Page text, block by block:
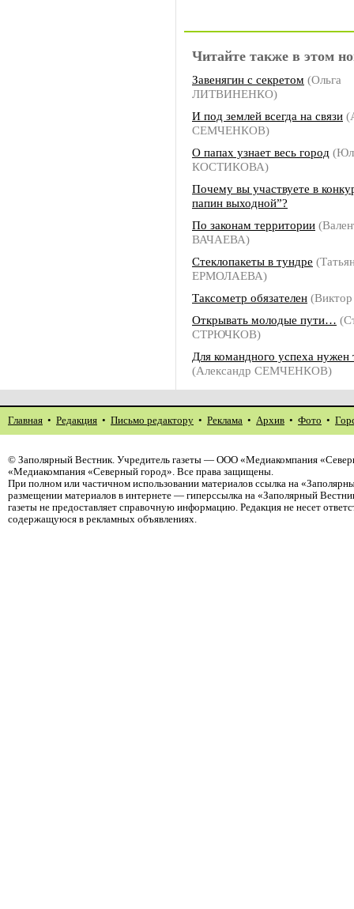
Читайте также в этом
Завенягин с секретом (Ольга
ЛИТВИНЕНКО)
И под землей всегда на связи
СЕМЧЕНКОВ)
О папах узнает весь город
КОСТИКОВА)
Почему вы участвуете в
папин выходной”?
По законам территории
ВАЧАЕВА)
Стеклопакеты в тундре
ЕРМОЛАЕВА)
Таксометр обязателен
Открывать молодые пути…
СТРЮЧКОВ)
Для командного успеха нужен
(Александр СЕМЧЕНКОВ)
Главная • Редакция • Письмо редактору • Реклама • Архив • Фото •
© Заполярный Вестник. Учредитель газеты — ООО «Медиакомпания
«Медиакомпания «Северный город». Все права защищены.
При полном или частичном использовании материалов ссылка на
размещении материалов в интернете — гиперссылка на «Заполярный
газеты не предоставляет справочную информацию. Редакция не несет
содержащуюся в рекламных объявлениях.